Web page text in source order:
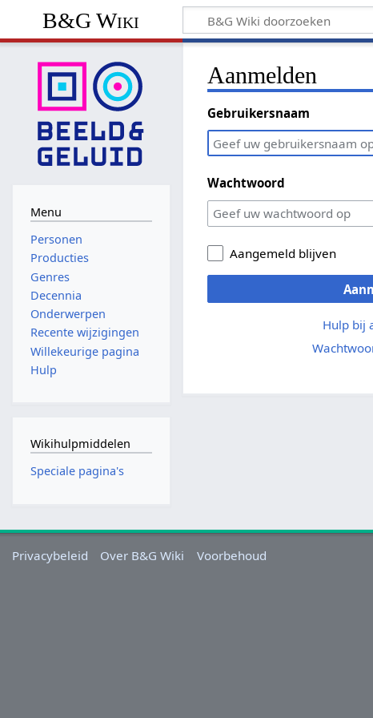
B&G Wiki
Aanmelden
Gebruikersnaam
Wachtwoord
Aangemeld blijven
Hulp bij
Menu
Personen
Producties
Genres
Decennia
Onderwerpen
Recente wijzigingen
Willekeurige pagina
Hulp
Wikihulpmiddelen
Speciale pagina's
Privacybeleid Over B&G Wiki Voorbehoud